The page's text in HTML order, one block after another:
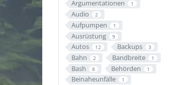
Argumentationen 1
Audio 2
Aufpumpen 1
Ausrüstung 9
Autos 12 Backups 3
Bahn 2 Bandbreite 1
Bash 8 Behörden 1
Beinaheunfälle 1